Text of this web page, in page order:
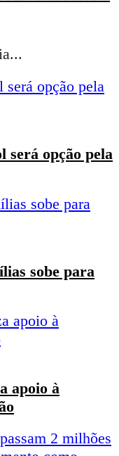
será opção pela
sobe para
apoio à